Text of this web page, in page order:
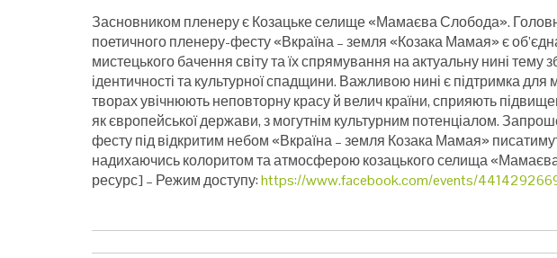
Засновником пленеру є Козацьке селище «Мамаєва Слобода».
поетичного пленеру-фесту «Вкраїна – земля «Козака Мамая» є
мистецького бачення світу та їх спрямування на актуальну нині тему
ідентичності та культурної спадщини. Важливою нині є підтримка для
творах увічнюють неповторну красу й велич країни, сприяють
як європейської держави, з могутнім культурним потенціалом.
фесту під відкритим небом «Вкраїна – земля Козака Мамая»
надихаючись колоритом та атмосферою козацького селища
ресурс] – Режим доступу:https://www.facebook.com/events/